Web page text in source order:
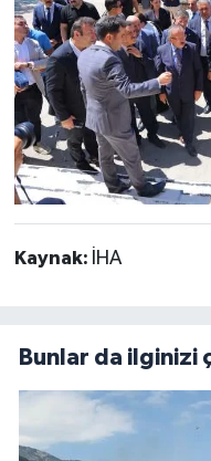
Kaynak: İHA
Bunlar da ilginizi